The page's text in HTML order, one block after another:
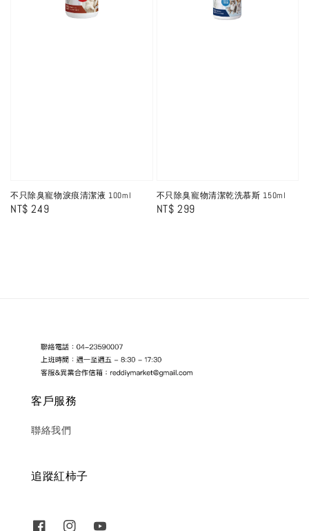
不只除臭寵物淚痕清潔液 100ml
Regular
NT$ 249
不只除臭寵物清潔乾洗慕斯 150ml
Regular
NT$ 299
客戶服務
聯絡我們
追蹤紅柿子